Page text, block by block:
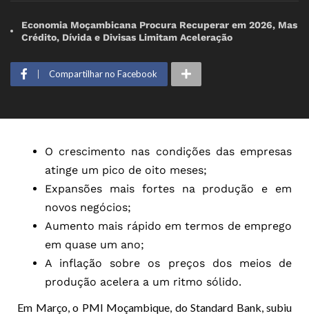
Economia Moçambicana Procura Recuperar em 2026, Mas
Crédito, Dívida e Divisas Limitam Aceleração
Compartilhar no Facebook
O crescimento nas condições das empresas
atinge um pico de oito meses;
Expansões mais fortes na produção e em
novos negócios;
Aumento mais rápido em termos de emprego
em quase um ano;
A inflação sobre os preços dos meios de
produção acelera a um ritmo sólido.
Em Março, o PMI Moçambique, do Standard Bank, subiu